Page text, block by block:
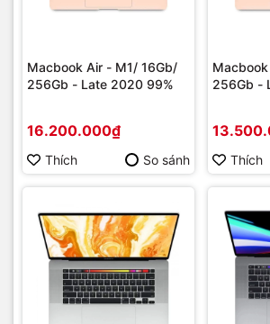
Macbook Air - M1/ 16Gb/
256Gb - Late 2020 99%
16.200.000₫
Thích So sánh
256Gb -
Thích